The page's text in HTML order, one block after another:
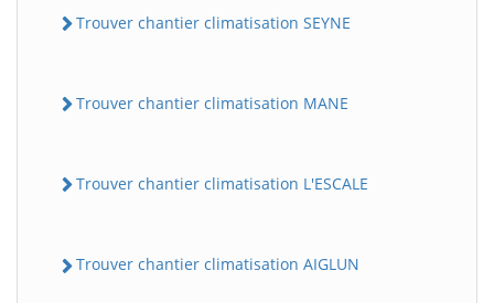
Trouver chantier climatisation SEYNE
Trouver chantier climatisation MANE
Trouver chantier climatisation L'ESCALE
Trouver chantier climatisation AIGLUN